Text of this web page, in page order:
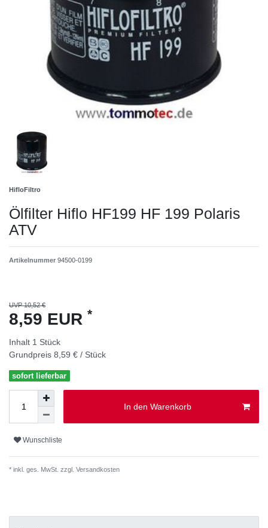
HifloFiltro
Ölfilter Hiflo HF199 HF 199 Polaris
ATV
Artikelnummer 94500-0199
UVP 10,52 €
8,59 EUR *
Inhalt 1 Stück
Grundpreis 8,59 € / Stück
sofort lieferbar
In den Warenkorb
Wunschliste
* inkl. ges. MwSt. zzgl. Versandkosten